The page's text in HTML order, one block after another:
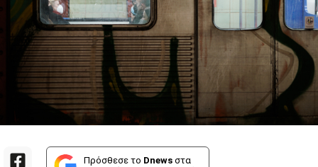
Πρόσθεσε το Dnews στα